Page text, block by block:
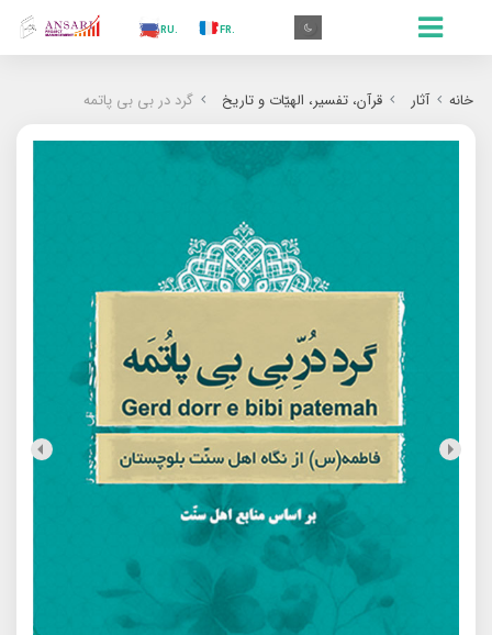
.RU
.ES
.IN
خانه آثار قرآن، تفسیر، الهیّات و تاریخ گرد در بى بى پاتمه